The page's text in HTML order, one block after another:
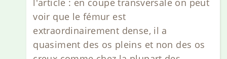
l'article : en coupe transversale on peut
voir que le fémur est
extraordinairement dense, il a
quasiment des os pleins et non des os